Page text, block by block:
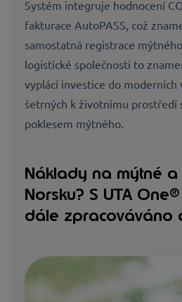
Systém integruje hodnocení
fakturace AutoPASS, což
samostatná registrace
logistické společnosti to
vyplácí investice do moderních
šetrných k životnímu prostředí
poklesem mýtného.
Náklady na mýtné
Norsku? S UTA
dále zpracováváno